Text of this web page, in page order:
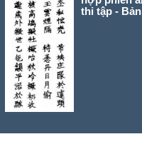
thi tập -